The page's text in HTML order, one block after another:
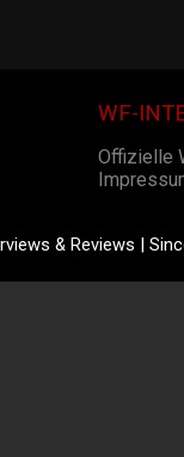
WF-
Offizielle
& Reviews |